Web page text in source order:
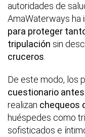
autoridades de
AmaWaterways ha
para proteger
tripulación sin
cruceros.
De este modo, los
cuestionario
realizan chequeos
huéspedes como
sofisticados e